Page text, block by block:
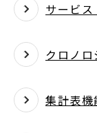
サービ
クロノ
集計表機